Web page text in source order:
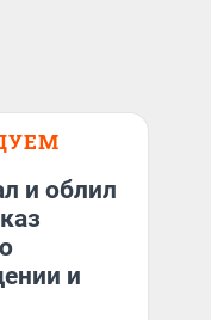
и облил
и